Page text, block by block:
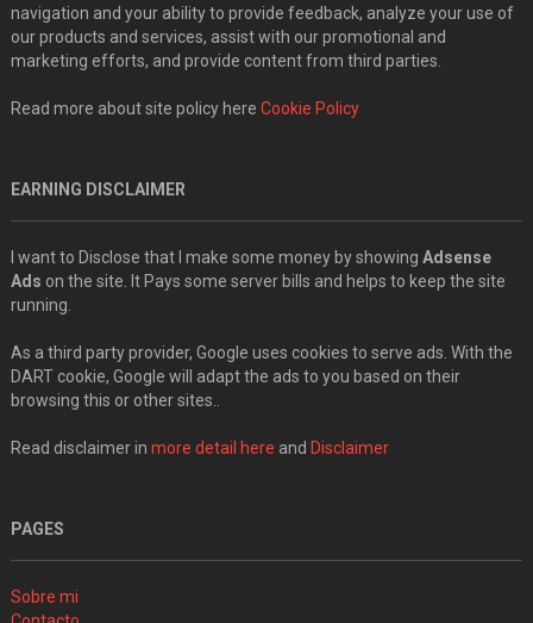
navigation and your ability to provide feedback, analyze your use of
our products and services, assist with our promotional and
marketing efforts, and provide content from third parties.
Read more about site policy here Cookie Policy
EARNING DISCLAIMER
I want to Disclose that I make some money by showing Adsense
Ads on the site. It Pays some server bills and helps to keep the site
running.
As a third party provider, Google uses cookies to serve ads. With the
DART cookie, Google will adapt the ads to you based on their
browsing this or other sites..
Read disclaimer in more detail here and Disclaimer
PAGES
Sobre mi